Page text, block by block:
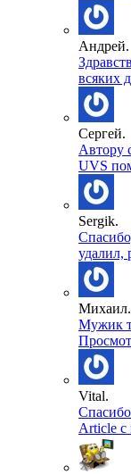
Андрей.
всяких
Сергей.
Автору
UVS
Sergik.
удалил,
Михаил.
Мужик
Vital.
Спасибо
Article с